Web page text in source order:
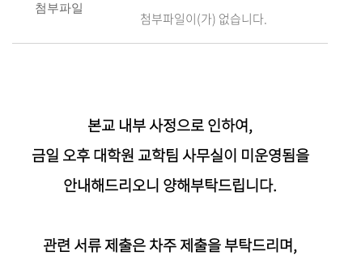
첨부파일
첨부파일이(가) 없습니다.
본교 내부 사정으로 인하여,
금일 오후대학원 교학팀 사무실이 미운영됨을
안내해드리오니 양해부탁드립니다.
관련 서류 제출은 차주 제출을 부탁드리며,